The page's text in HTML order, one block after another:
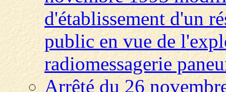
d'établissement d'un
public en vue de
radiomessagerie
Arrêté du 26